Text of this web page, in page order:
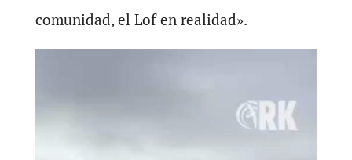
comunidad, el Lof en realidad».